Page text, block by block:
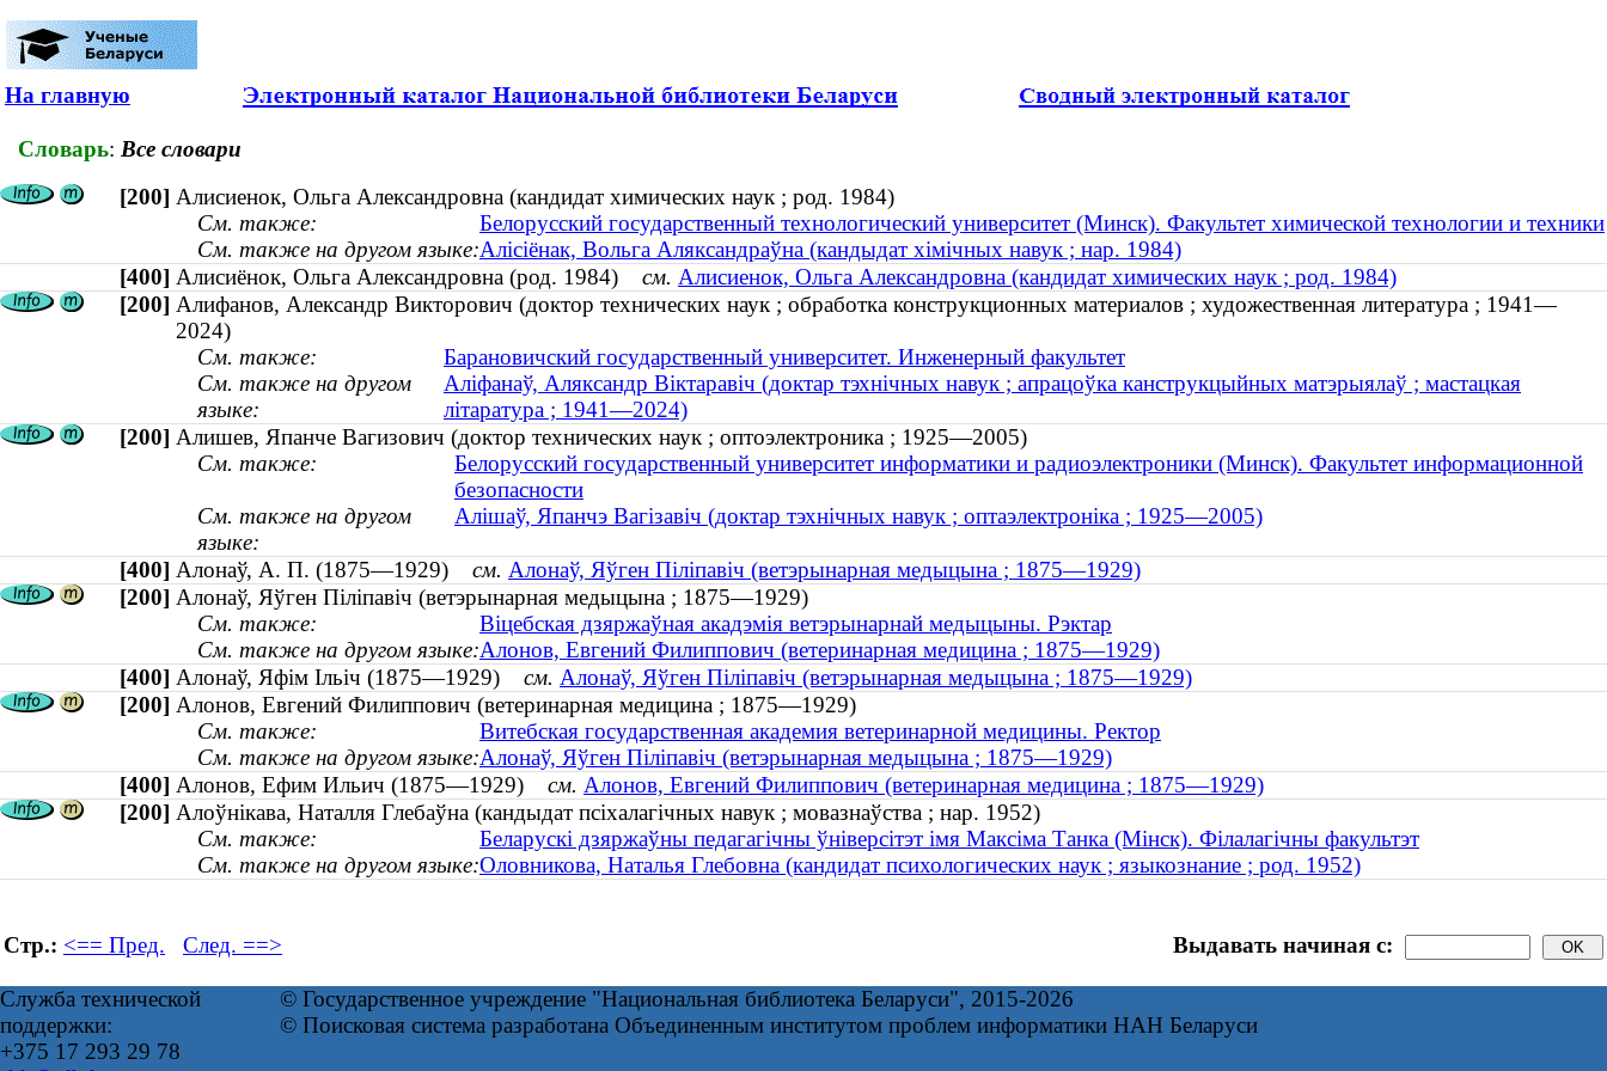
На главную
Словарь: Все словари
[200] Алисиенок, Ольга Александровна (кандидат химических наук ; род. 1984)
См. также:
Белорусский государственный технологический университет (Минск). Факультет химической технологии и техники
См. также на другом языке:Алісіёнак, Вольга Аляксандраўна (кандыдат хімічных навук ; нар. 1984)
[400] Алисиёнок, Ольга Александровна (род. 1984) см. Алисиенок, Ольга Александровна (кандидат химических наук ; род. 1984)
[200] Алифанов, Александр Викторович (доктор технических наук ; обработка конструкционных материалов ; художественная литература ; 1941—
2024)
См. также:
Барановичский государственный университет. Инженерный факультет
См. также на другом
языке:
Аліфанаў, Аляксандр Віктаравіч (доктар тэхнічных навук ; апрацоўка канструкцыйных матэрыялаў ; мастацкая
літаратура ; 1941—2024)
[200] Алишев, Япанче Вагизович (доктор технических наук ; оптоэлектроника ; 1925—2005)
См. также:
Белорусский государственный университет информатики и радиоэлектроники (Минск). Факультет информационной
безопасности
См. также на другом
языке:
Алішаў, Япанчэ Вагізавіч (доктар тэхнічных навук ; оптаэлектроніка ; 1925—2005)
[400] Алонаў, А. П. (1875—1929) см. Алонаў, Яўген Піліпавіч (ветэрынарная медыцына ; 1875—1929)
[200] Алонаў, Яўген Піліпавіч (ветэрынарная медыцына ; 1875—1929)
См. также:
Віцебская дзяржаўная акадэмія ветэрынарнай медыцыны. Рэктар
См. также на другом языке:Алонов, Евгений Филиппович (ветеринарная медицина ; 1875—1929)
[400] Алонаў, Яфім Ільіч (1875—1929) см. Алонаў, Яўген Піліпавіч (ветэрынарная медыцына ; 1875—1929)
[200] Алонов, Евгений Филиппович (ветеринарная медицина ; 1875—1929)
См. также:
Витебская государственная академия ветеринарной медицины. Ректор
См. также на другом языке:Алонаў, Яўген Піліпавіч (ветэрынарная медыцына ; 1875—1929)
[400] Алонов, Ефим Ильич (1875—1929) см. Алонов, Евгений Филиппович (ветеринарная медицина ; 1875—1929)
[200] Алоўнікава, Наталля Глебаўна (кандыдат псіхалагічных навук ; мовазнаўства ; нар. 1952)
См. также:
Беларускі дзяржаўны педагагічны ўніверсітэт імя Максіма Танка (Мінск). Філалагічны факультэт
См. также на другом языке:Оловникова, Наталья Глебовна (кандидат психологических наук ; языкознание ; род. 1952)
Стр.: <== Пред. След. ==> Выдавать начиная с:
Служба технической
поддержки:
+375 17 293 29 78
© Государственное учреждение "Национальная библиотека Беларуси", 2015-2026
© Поисковая система разработана Объединенным институтом проблем информатики НАН Беларуси